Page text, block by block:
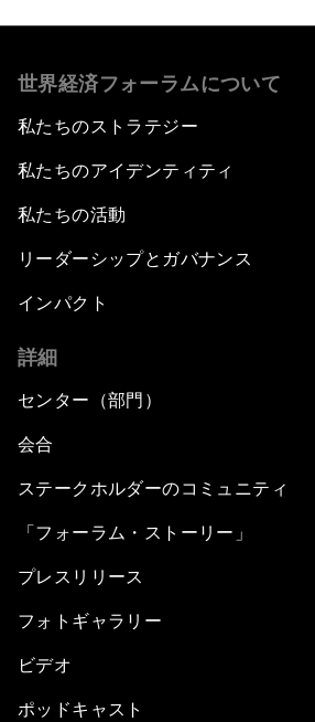
世界経済フォーラムについて
私たちのストラテジー
私たちのアイデンティティ
私たちの活動
リーダーシップとガバナンス
インパクト
詳細
センター（部門）
会合
ステークホルダーのコミュニティ
「フォーラム・ストーリー」
プレスリリース
フォトギャラリー
ビデオ
ポッドキャスト